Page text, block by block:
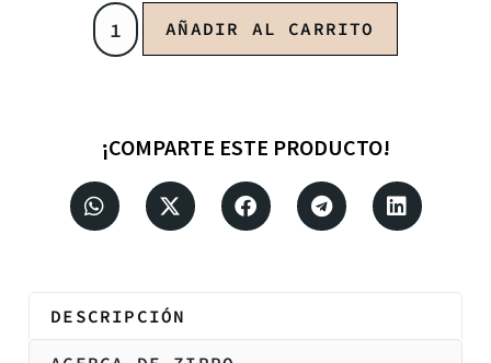
AÑADIR AL CARRITO
¡COMPARTE ESTE PRODUCTO!
DESCRIPCIÓN